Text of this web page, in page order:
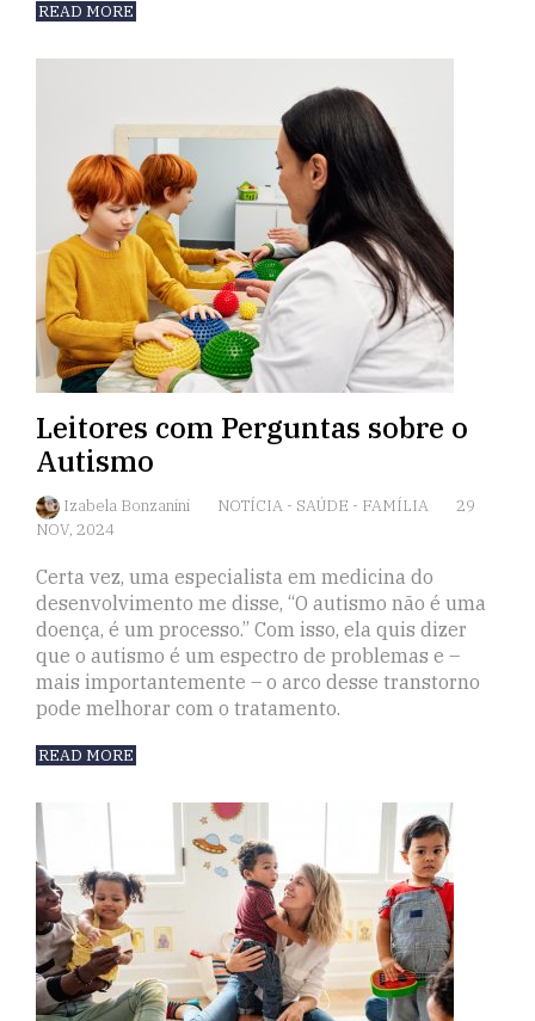
READ MORE
Leitores com Perguntas sobre o
Autismo
Izabela Bonzanini NOTÍCIA - SAÚDE - FAMÍLIA
29
NOV, 2024
Certa vez, uma especialista em medicina do
desenvolvimento me disse, “O autismo não é uma
doença, é um processo.” Com isso, ela quis dizer
que o autismo é um espectro de problemas e –
mais importantemente – o arco desse transtorno
pode melhorar com o tratamento.
READ MORE